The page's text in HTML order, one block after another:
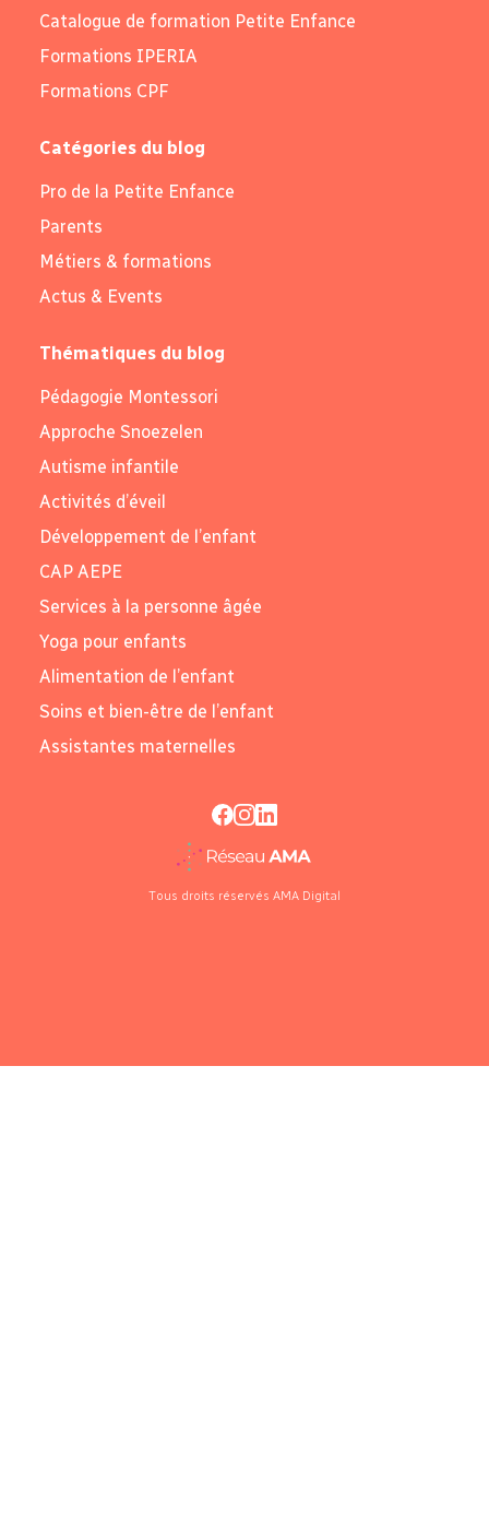
Catalogue de formation Petite Enfance
Formations IPERIA
Formations CPF
Catégories du blog
Pro de la Petite Enfance
Parents
Métiers & formations
Actus & Events
Thématiques du blog
Pédagogie Montessori
Approche Snoezelen
Autisme infantile
Activités d’éveil
Développement de l’enfant
CAP AEPE
Services à la personne âgée
Yoga pour enfants
Alimentation de l’enfant
Soins et bien-être de l’enfant
Assistantes maternelles
Tous droits réservés AMA Digital